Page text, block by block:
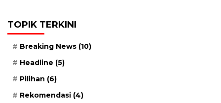
TOPIK TERKINI
Breaking News (10)
Headline (5)
Pilihan (6)
Rekomendasi (4)